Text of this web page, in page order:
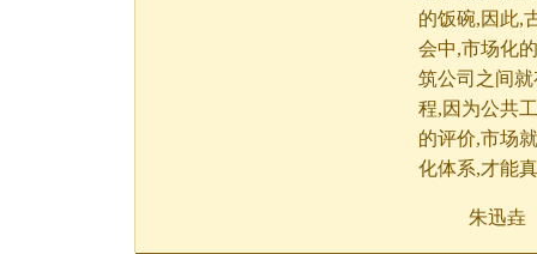
的饭碗,因此,
会中,市场化
筑公司之间
程,因为公共
的评价,市场
化体系,才能
朱迅垚